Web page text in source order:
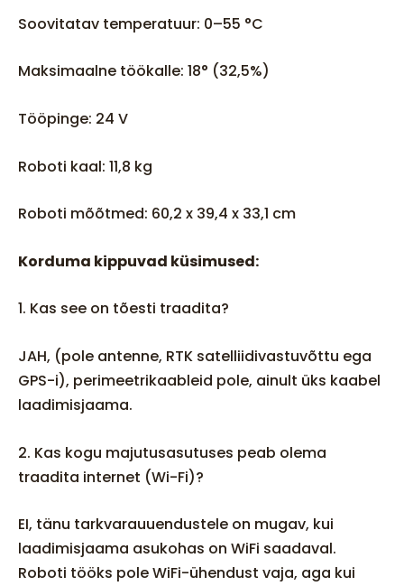
Soovitatav temperatuur: 0–55 °C
Maksimaalne töökalle: 18° (32,5%)
Tööpinge: 24 V
Roboti kaal: 11,8 kg
Roboti mõõtmed: 60,2 x 39,4 x 33,1 cm
Korduma kippuvad küsimused:
1. Kas see on tõesti traadita?
JAH, (pole antenne, RTK satelliidivastuvõttu ega
GPS-i), perimeetrikaableid pole, ainult üks kaabel
laadimisjaama.
2. Kas kogu majutusasutuses peab olema
traadita internet (Wi-Fi)?
EI, tänu tarkvarauuendustele on mugav, kui
laadimisjaama asukohas on WiFi saadaval.
Roboti tööks pole WiFi-ühendust vaja, aga kui